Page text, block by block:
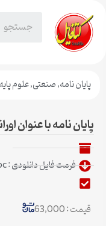
پایان نامه,صنعتی,علوم پایه
پایان نامه با عنوان
فرمت فایل دانلودی : doc
قیمت : 63,000